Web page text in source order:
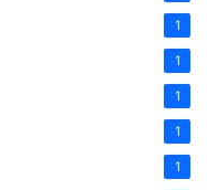
1
1
1
1
1